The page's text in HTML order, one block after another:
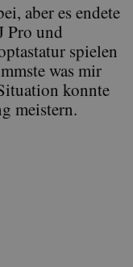
aber es endete
Pro und
spielen
was mir
konnte
meistern.